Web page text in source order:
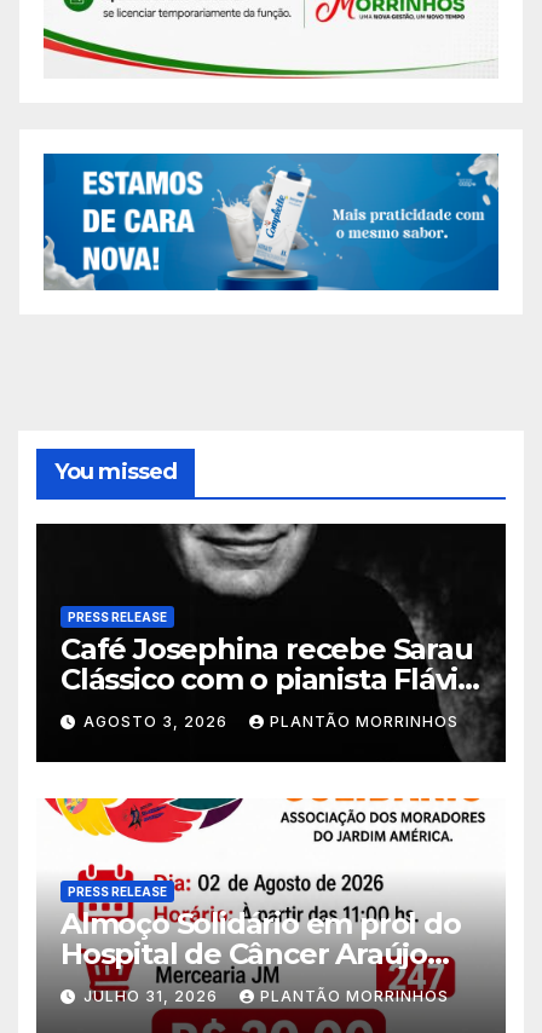
You missed
PRESS RELEASE
Café Josephina recebe Sarau
Clássico com o pianista Flávio
Varani nesta terça-feira
AGOSTO 3, 2026 PLANTÃO MORRINHOS
PRESS RELEASE
Almoço Solidário em prol do
Hospital de Câncer Araújo
Jorge é realizado no Jardim
América
JULHO 31, 2026 PLANTÃO MORRINHOS